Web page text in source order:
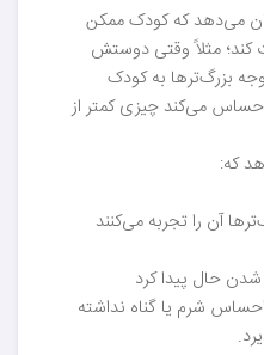
می‌دهد که کودک ممکن
مثلاً وقتی دوستش
بزرگ‌ترها به کودک
می‌کند چیزی کمتر از
که:
آن را تجربه می‌کنند
حال پیدا کرد
شرم یا گناه نداشته